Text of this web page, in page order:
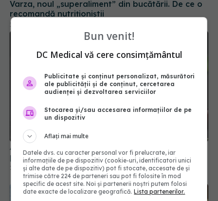
14 mar 2026, 20:35
Adevărul despre zahăr: de ce corpul tău chiar NU
poate trăi fără el!
25 iun 2025, 17:41
Bun venit!
DC Medical vă cere consimțământul
Publicitate și conținut personalizat, măsurători
ale publicității și de conținut, cercetarea
audienței și dezvoltarea serviciilor
Stocarea și/sau accesarea informațiilor de pe
un dispozitiv
Aflați mai multe
Datele dvs. cu caracter personal vor fi prelucrate, iar
informațiile de pe dispozitiv (cookie-uri, identificatori unici
și alte date de pe dispozitiv) pot fi stocate, accesate de și
trimise către 224 de parteneri sau pot fi folosite în mod
specific de acest site. Noi și partenerii noștri putem folosi
date exacte de localizare geografică.Lista partenerilor.